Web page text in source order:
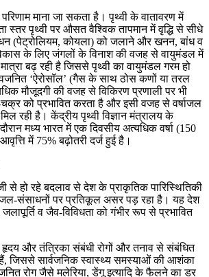
माना जा सकता है। पृथ्वी के वातावरण में
स्तर पृथ्वी पर औसत वैश्विक तापमान में वृद्धि से सीधे
(पेट्रोलियम, कोयला) को जलाने और खनन, बांध व
के लिए जंगलों के विनाश की वजह से वायुमंडल में
बढ़ रही है जिससे पृथ्वी का वायुमंडल गरम हो
‘ऐरोसॉल’ (गैस के साथ ठोस कणों या तरल
मौजूदगी की वजह से विकिरण प्रणाली पर भी
को प्रभावित करता है और इसी वजह से वर्षाजल
रही है। केंद्रीय पृथ्वी विज्ञान मंत्रालय के
मध्य भारत में एक दिवसीय अत्यधिक वर्षा (150
में 75% बढ़ोतरी दर्ज हुई है।
से हो रहे बदलाव से देश के प्राकृतिक पारिस्थितिकी
संसाधनों पर प्रतिकूल असर पड़ रहा है। यह देश
जलापूर्ति व जैव-विविधता को गंभीर रूप से प्रभावित
और तंत्रिका संबंधी रोगों और तनाव से संबंधित
हैं, जिससे सार्वजनिक स्वास्थ्य समस्याओं की आशंका
रोग जैसे मलेरिया, डेंगू इत्यादि के फैलने का डर